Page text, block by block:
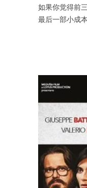
如果你觉得前
最后一部小成